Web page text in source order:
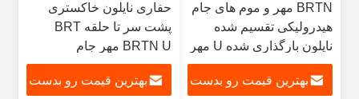
BRTN مهر و موم های جام
هیدرولیکی تقسیم شده
نایلون بارگذاری شده U مهر
و موم های جام BRT برای
حلقه Oبهترین قیمت رو بدست
حفاری نایلون خاکستری
پشت سر تا حلقه BRT
BRTN U مهر جام
بهترین قیمت رو بدست